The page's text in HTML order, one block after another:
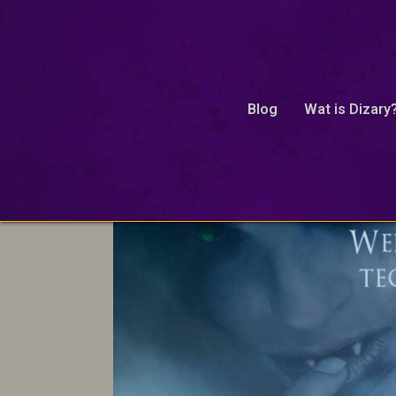
Blog Wat is
waaromvampiersknoflook